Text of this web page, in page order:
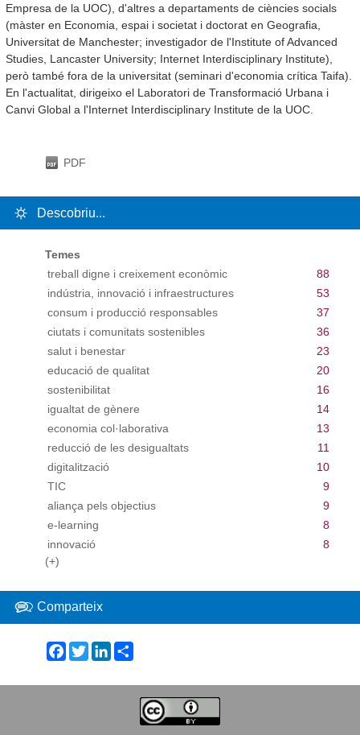
Empresa de la UOC), d'altres a departaments de ciències socials
(màster en Economia, espai i societat i doctorat en Geografia,
Universitat de Manchester; investigador de l'Institute of Advanced
Studies, Lancaster University; Internet Interdisciplinary Institute),
però també fora de la universitat (seminari d'economia crítica Taifa).
En l'actualitat, dirigeixo el Laboratori de Transformació Urbana i
Canvi Global a l'Internet Interdisciplinary Institute de la UOC.
PDF
Descobriu...
Temes
treball digne i creixement econòmic
88
indústria, innovació i infraestructures
53
consum i producció responsables
37
ciutats i comunitats sostenibles
36
salut i benestar
23
educació de qualitat
20
sostenibilitat
16
igualtat de gènere
14
economia col·laborativa
13
reducció de les desigualtats
11
digitalització
10
TIC
9
aliança pels objectius
9
e-learning
8
innovació
8
(+)
Comparteix
Facebook
TwitterLinkedIn
Share